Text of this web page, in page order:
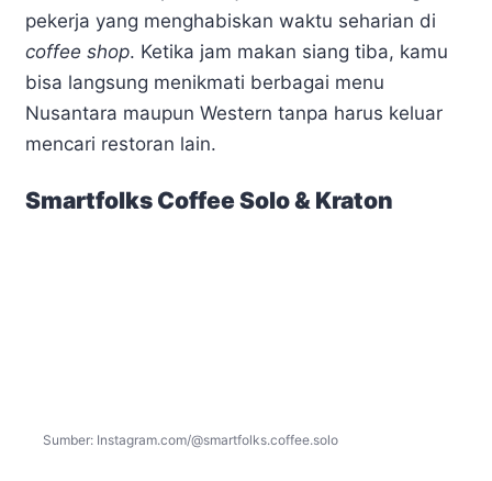
pekerja yang menghabiskan waktu seharian di
coffee shop. Ketika jam makan siang tiba, kamu
bisa langsung menikmati berbagai menu
Nusantara maupun Western tanpa harus keluar
mencari restoran lain.
Smartfolks Coffee Solo & Kraton
Sumber: Instagram.com/@smartfolks.coffee.solo